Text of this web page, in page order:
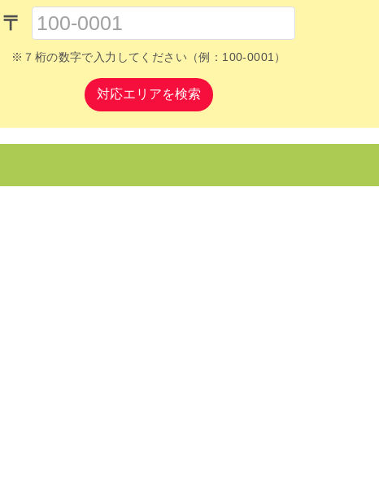
〒
※７桁の数字で入力してください（例：100-0001）
対応エリアを検索